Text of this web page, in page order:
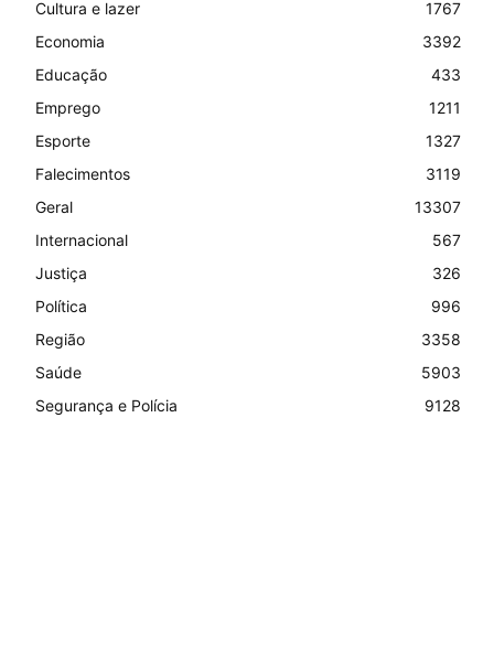
Cultura e lazer
1767
Economia
3392
Educação
433
Emprego
1211
Esporte
1327
Falecimentos
3119
Geral
13307
Internacional
567
Justiça
326
Política
996
Região
3358
Saúde
5903
Segurança e Polícia
9128